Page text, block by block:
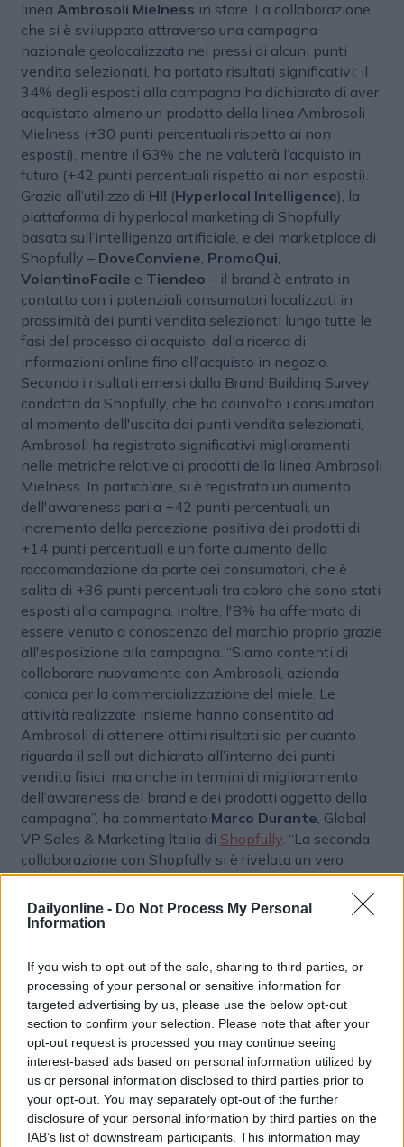
Dailyonline - Do Not Process My Personal
Information
If you wish to opt-out of the sale, sharing to third parties, or
processing of your personal or sensitive information for
targeted advertising by us, please use the below opt-out
section to confirm your selection. Please note that after your
opt-out request is processed you may continue seeing
interest-based ads based on personal information utilized by
us or personal information disclosed to third parties prior to
your opt-out. You may separately opt-out of the further
disclosure of your personal information by third parties on the
IAB’s list of downstream participants. This information may
linea Ambrosoli Mielness in store. La collaborazione,
che si è sviluppata attraverso una campagna
nazionale geolocalizzata nei pressi di alcuni punti
vendita selezionati, ha portato risultati significativi: il
34% degli esposti alla campagna ha dichiarato di aver
acquistato almeno un prodotto della linea Ambrosoli
Mielness (+30 punti percentuali rispetto ai non
esposti), mentre il 63% che ne valuterà l’acquisto in
futuro (+42 punti percentuali rispetto ai non esposti).
Grazie all’utilizzo di HI! (Hyperlocal Intelligence), la
piattaforma di hyperlocal marketing di Shopfully
basata sull’intelligenza artificiale, e dei marketplace di
Shopfully – DoveConviene, PromoQui,
VolantinoFacile e Tiendeo – il brand è entrato in
contatto con i potenziali consumatori localizzati in
prossimità dei punti vendita selezionati lungo tutte le
fasi del processo di acquisto, dalla ricerca di
informazioni online fino all’acquisto in negozio.
Secondo i risultati emersi dalla Brand Building Survey
condotta da Shopfully, che ha coinvolto i consumatori
al momento dell'uscita dai punti vendita selezionati,
Ambrosoli ha registrato significativi miglioramenti
nelle metriche relative ai prodotti della linea Ambrosoli
Mielness. In particolare, si è registrato un aumento
dell'awareness pari a +42 punti percentuali, un
incremento della percezione positiva dei prodotti di
+14 punti percentuali e un forte aumento della
raccomandazione da parte dei consumatori, che è
salita di +36 punti percentuali tra coloro che sono stati
esposti alla campagna. Inoltre, l'8% ha affermato di
essere venuto a conoscenza del marchio proprio grazie
all'esposizione alla campagna. “Siamo contenti di
collaborare nuovamente con Ambrosoli, azienda
iconica per la commercializzazione del miele. Le
attività realizzate insieme hanno consentito ad
Ambrosoli di ottenere ottimi risultati sia per quanto
riguarda il sell out dichiarato all’interno dei punti
vendita fisici, ma anche in termini di miglioramento
dell’awareness del brand e dei prodotti oggetto della
campagna”, ha commentato Marco Durante, Global
VP Sales & Marketing Italia di Shopfully. “La seconda
collaborazione con Shopfully si è rivelata un vero
successo. Grazie alla loro tecnologia, siamo riusciti ad
aumentare il flusso nei punti vendita e a stimolare gli
acquisti della nostra nuova linea di integratori
molto soddisfatti della possibilità di misurare i risultati
ottenuti, che ci hanno confermato come la qualità dei
prodotti sia il principale fattore di incentivo per il 40%
degli acquirenti”, ha commentatoCarlo Calloni, Sales
Manager diAmbrosoli.
PARTNERSHIP PROXIMITY MARKETING